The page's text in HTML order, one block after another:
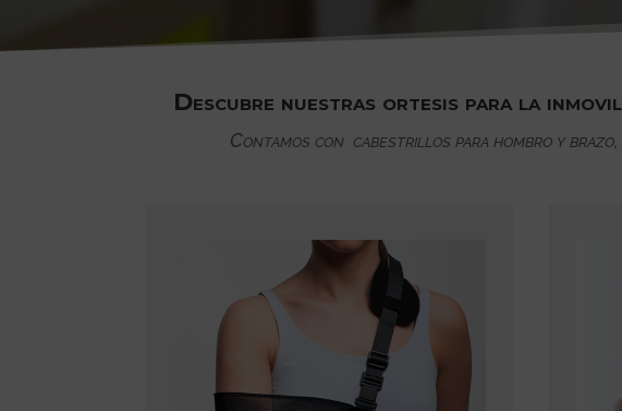
Descubre nuestras ortesis para la
Contamos con cabestrillos para hombro y